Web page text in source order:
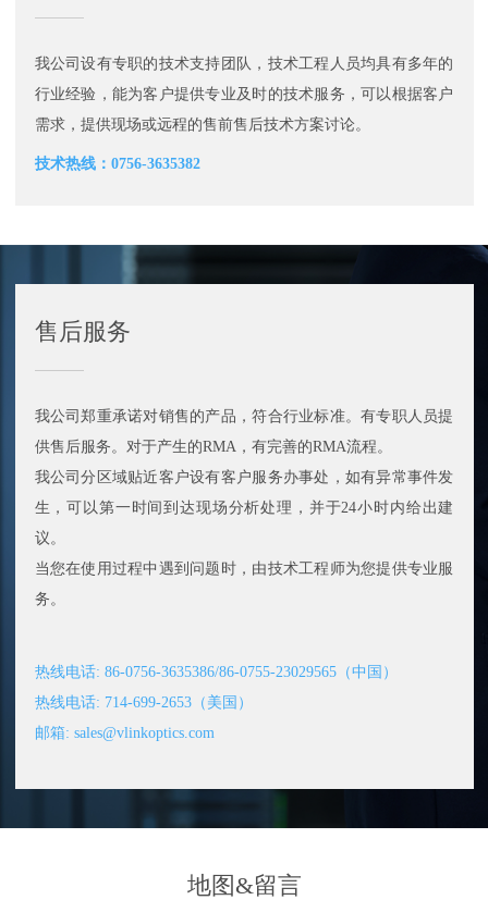
我公司设有专职的技术支持团队，技术工程人员均具有多年的
行业经验，能为客户提供专业及时的技术服务，可以根据客户
需求，提供现场或远程的售前售后技术方案讨论。
技术热线：0756-3635382
售后服务
我公司郑重承诺对销售的产品，符合行业标准。有专职人员提
供售后服务。对于产生的RMA，有完善的RMA流程。
我公司分区域贴近客户设有客户服务办事处，如有异常事件发
生，可以第一时间到达现场分析处理，并于24小时内给出建
议。
当您在使用过程中遇到问题时，由技术工程师为您提供专业服
务。
热线电话: 86-0756-3635386/86-0755-23029565（中国）
热线电话: 714-699-2653（美国）
邮箱: sales@vlinkoptics.com
地图&留言